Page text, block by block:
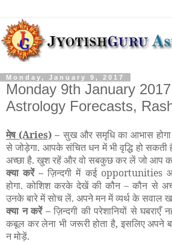
Monday, January 9, 2017
Monday 9th January
Astrology Forecasts,
मेष(Aries) – सुख और समृधि का आभास
से जोड़ेगा. आपके संचित धन में भी वृद्धि हो
अच्छा है. खुश रहें और वो सबकुछ कर लें जो आप
क्या करें –ज़िन्दगी में कई opportunities
होगा. कोशिश करके देखें की कौन – कौन से
उनके बारे में सोच लें. अपने मन में व्यर्थ के सवाल
क्या न करें – ज़िन्दगी की परेशानियों से घबराएँ
कबूल कर लेना भी जरूरी होता है, इसलिए अपने
न मोड़ें.